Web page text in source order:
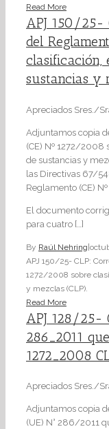
Read More
APJ 150/25-
del
clasificación,
sustancias y
Apreciados Sres./
Adjuntamos copia
(CE) Nº 1272/2008
de sustancias y
las Directivas 67/
Reglamento (CE)
El documento
para cuatro […]
By Raúl Nehring|
APJ 150/25- CLP:
1272/2008 sobre
y mezclas (CLP).
Read More
APJ 128/25-
286_2011
1272_2008
Apreciados Sres./
Adjuntamos copia
(UE) N° 286/2011